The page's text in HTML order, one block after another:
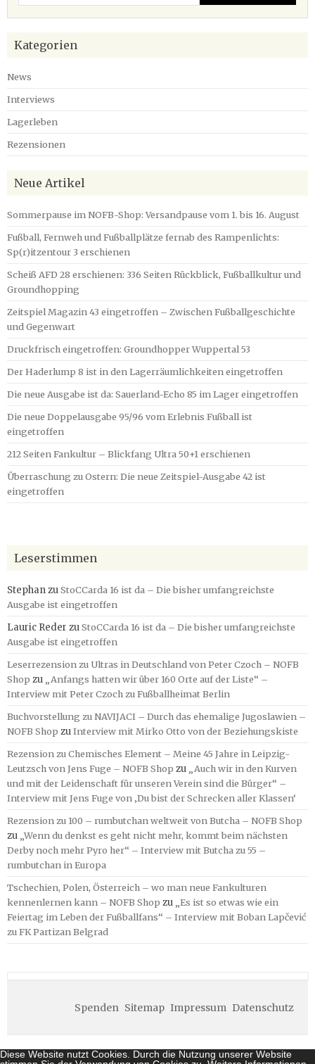
Kategorien
News
Interviews
Lagerleben
Rezensionen
Neue Artikel
Sommerpause im NOFB-Shop: Versandpause vom 1. bis 16. August
Fußball, Fernweh und Fußballplätze fernab des Rampenlichts:
Sp(r)itzentour 3 erschienen
Scheiß AFD 28 erschienen: 336 Seiten Rückblick, Fußballkultur und
Groundhopping
Zeitspiel Magazin 43 eingetroffen – Zwischen Fußballgeschichte
und Gegenwart
Druckfrisch eingetroffen: Groundhopper Wuppertal 53
Der Haderlump 8 ist in den Lagerräumlichkeiten eingetroffen
Die neue Ausgabe ist da: Sauerland-Echo 85 im Lager eingetroffen
Die neue Doppelausgabe 95/96 vom Erlebnis Fußball ist
eingetroffen
212 Seiten Fankultur – Blickfang Ultra 50+1 erschienen
Überraschung zu Ostern: Die neue Zeitspiel-Ausgabe 42 ist
eingetroffen
Leserstimmen
StephanzuStoCCarda 16 ist da – Die bisher umfangreichste
Ausgabe ist eingetroffen
Lauric Reder zuStoCCarda 16 ist da – Die bisher umfangreichste
Ausgabe ist eingetroffen
Leserrezension zu Ultras in Deutschland von Peter Czoch – NOFB
Shop zu
„Anfangs hatten wir über 160 Orte auf der Liste“ –
Interview mit Peter Czoch zu Fußballheimat Berlin
Buchvorstellung zu NAVIJACI – Durch das ehemalige Jugoslawien –
NOFB Shop zuInterview mit Mirko Otto von der Beziehungskiste
Rezension zu Chemisches Element – Meine 45 Jahre in Leipzig-
Leutzsch von Jens Fuge – NOFB Shop zu
„Auch wir in den Kurven
und mit der Leidenschaft für unseren Verein sind die Bürger“ –
Interview mit Jens Fuge von ‚Du bist der Schrecken aller Klassen‘
Rezension zu 100 – rumbutchan weltweit von Butcha – NOFB Shop
zu „Wenn du denkst es geht nicht mehr, kommt beim nächsten
Derby noch mehr Pyro her“ – Interview mit Butcha zu 55 –
rumbutchan in Europa
Tschechien, Polen, Österreich – wo man neue Fankulturen
kennenlernen kann – NOFB Shop zu
„Es ist so etwas wie ein
Feiertag im Leben der Fußballfans“ – Interview mit Boban Lapčević
zu FK Partizan Belgrad
Spenden Sitemap Impressum Datenschutz
Diese Website nutzt Cookies. Durch die Nutzung unserer Website